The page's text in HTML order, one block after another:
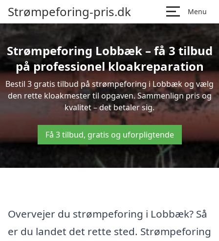
Strømpeforing-pris.dk Menu
Strømpeforing Lobbæk – få 3 tilbud
på professionel kloakreparation
Bestil 3 gratis tilbud på strømpeforing i Lobbæk og vælg
den rette kloakmester til opgaven. Sammenlign pris og
kvalitet – det betaler sig.
Få 3 tilbud, gratis og uforpligtende
Overvejer du strømpeforing i Lobbæk? Så
er du landet det rette sted. Strømpeforing